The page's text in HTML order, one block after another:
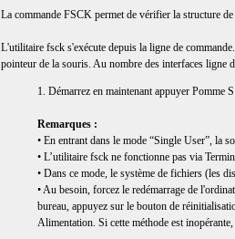
La commande FSCK permet de vérifier la structure
L'utilitaire fsck s'exécute depuis la ligne de
pointeur de la souris. Au nombre des interfaces ligne
1. Démarrez en maintenant appuyer Pomme
Remarques :
• En entrant dans le mode “Single User”, la
• L’utilitaire fsck ne fonctionne pas via
• Dans ce mode, le système de fichiers (les
• Au besoin, forcez le redémarrage de
bureau, appuyez sur le bouton de
Alimentation. Si cette méthode est